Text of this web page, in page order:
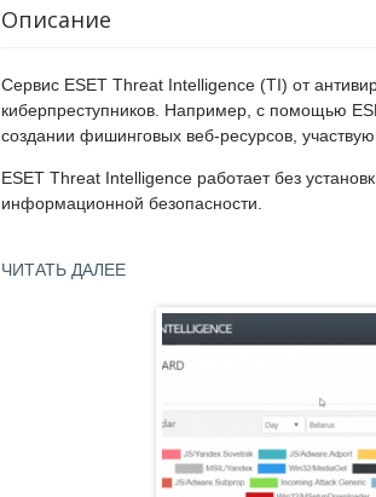
Описание
Сервис ESET Threat Intelligence (TI) от
киберпреступников. Например, с помощью
создании фишинговых веб-ресурсов,
ESET Threat Intelligence работает без
информационной безопасности.
описание действий киберпреступников,
ЧИТАТЬ ДАЛЕЕ